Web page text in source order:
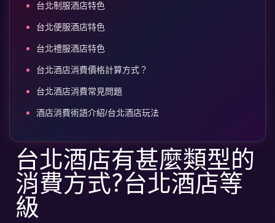
台北制服酒店特色
台北便服酒店特色
台北禮服酒店特色
台北酒店消費價格計算方式？
台北酒店消費常見問題
酒店消費術語介紹/台北酒店玩法
台北酒店有甚麼類型的
消費方式?台北酒店等
級